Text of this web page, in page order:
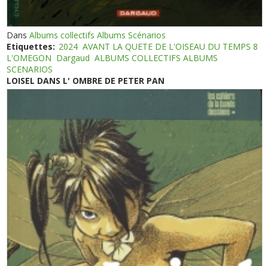
DansAlbums collectifs Albums Scénarios
Etiquettes: 2024 AVANT LA QUETE DE L'OISEAU DU TEMPS 8
L'OMEGON Dargaud ALBUMS COLLECTIFS ALBUMS
SCENARIOS
LOISEL DANS L' OMBRE DE PETER PAN